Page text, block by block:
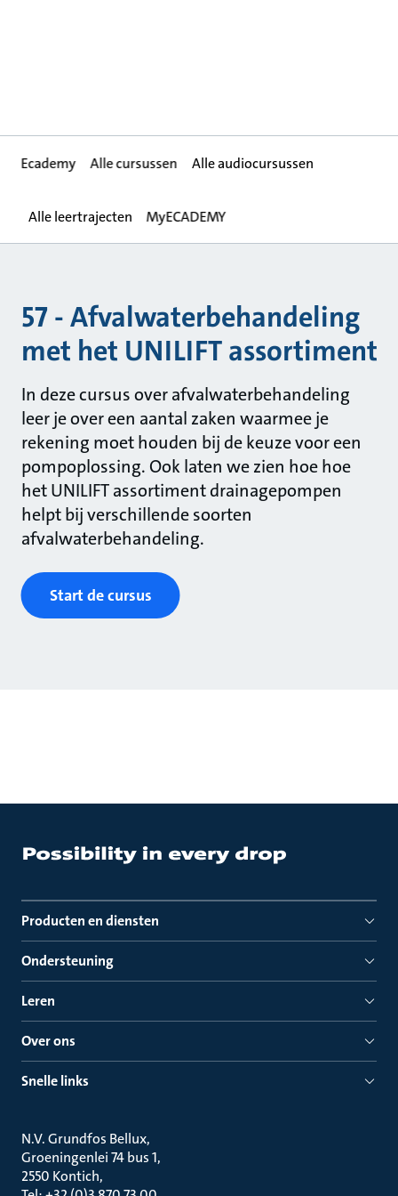
Ecademy Alle cursussen Alle audiocursussen
Alle leertrajecten MyECADEMY
57 - Afvalwaterbehandeling
met het UNILIFT assortiment
In deze cursus over afvalwaterbehandeling
leer je over een aantal zaken waarmee je
rekening moet houden bij de keuze voor een
pompoplossing. Ook laten we zien hoe hoe
het UNILIFT assortiment drainagepompen
helpt bij verschillende soorten
afvalwaterbehandeling.
Start de cursus
Producten en diensten
Ondersteuning
Leren
Over ons
Snelle links
N.V. Grundfos Bellux
Groeningenlei 74 bus 1
2550 Kontich